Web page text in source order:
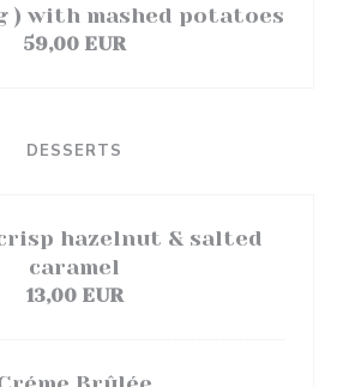
) with mashed potatoes
59,00 EUR
DESSERTS
hazelnut & salted
caramel
13,00 EUR